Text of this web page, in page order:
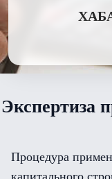
Экспертиза
Процедура
капитального